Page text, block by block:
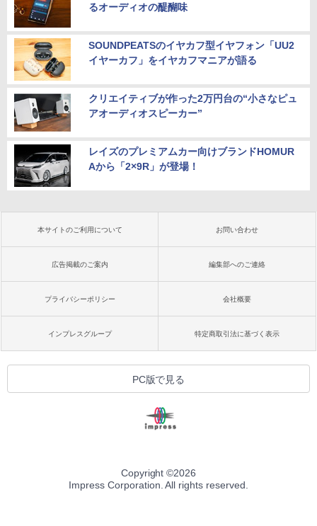
るオーディオの醍醐味
SOUNDPEATSのイヤカフ型イヤフォン「UU2
イヤーカフ」をイヤカフマニアが語る
クリエイティブが作った2万円台の“小さなピュ
アオーディオスピーカー”
レイズのプレミアムカー向けブランドHOMUR
Aから「2×9R」が登場！
本サイトのご利用について お問い合わせ
広告掲載のご案内 編集部へのご連絡
プライバシーポリシー 会社概要
インプレスグループ 特定商取引法に基づく表示
PC版で見る
Copyright ©2026
Impress Corporation. All rights reserved.